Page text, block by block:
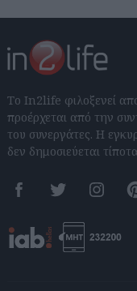
Το In2life φιλοξενεί
προέρχεται από την
του συνεργάτες. Η
δεν δημοσιεύεται
FacebookTwitter